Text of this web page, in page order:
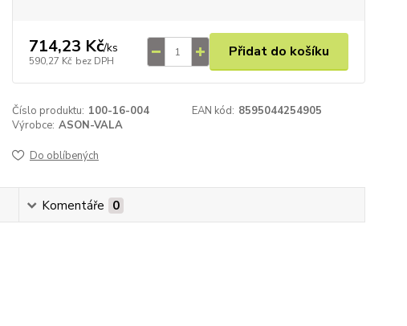
714,23 Kč/ks
590,27 Kč bez DPH
Přidat do košíku
Číslo produktu: 100-16-004 EAN kód: 8595044254905
Výrobce: ASON-VALA
Do oblíbených
Komentáře 0